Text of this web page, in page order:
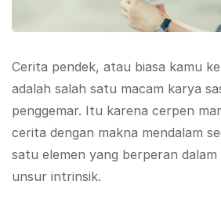
Cerita pendek, atau biasa kamu
adalah salah satu macam karya
penggemar. Itu karena cerpen
cerita dengan makna mendalam
satu elemen yang berperan dalam
unsur intrinsik.